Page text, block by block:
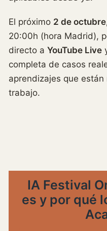
El próximo 2 de octubre
20:00h (hora Madrid),
directo a YouTube Live
completa de casos
aprendizajes que
trabajo.
IA Festival
es y por qué